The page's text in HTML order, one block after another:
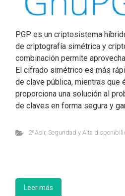
PGP es un criptosistema
de criptografía simétrica y
combinación permite
El cifrado simétrico es más
de clave pública, mientras que
proporciona una solución al
de claves en forma segura y
2ºAsir, Seguridad y Alta
Leer más